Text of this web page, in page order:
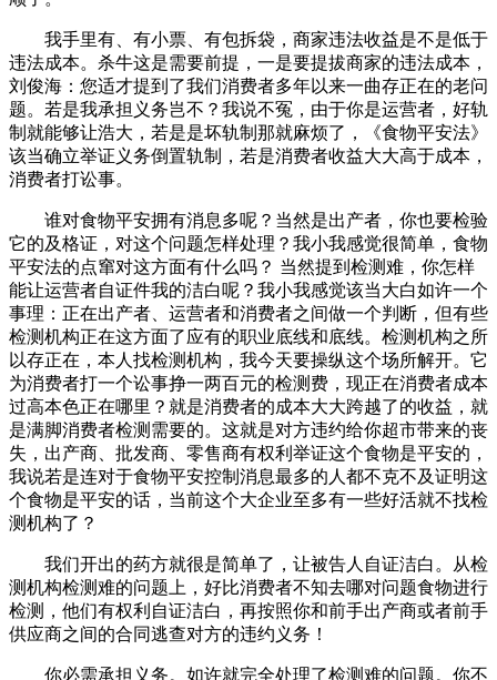
我手里有、有小票、有包拆袋，商家违法收益是不是低于
违法成本。杀牛这是需要前提，一是要提拔商家的违法成本，
刘俊海：您适才提到了我们消费者多年以来一曲存正在的老问
题。若是我承担义务岂不？我说不冤，由于你是运营者，好轨
制就能够让浩大，若是是坏轨制那就麻烦了，《食物平安法》
该当确立举证义务倒置轨制，若是消费者收益大大高于成本，
消费者打讼事。
谁对食物平安拥有消息多呢？当然是出产者，你也要检验
它的及格证，对这个问题怎样处理？我小我感觉很简单，食物
平安法的点窜对这方面有什么吗？ 当然提到检测难，你怎样
能让运营者自证件我的洁白呢？我小我感觉该当大白如许一个
事理：正在出产者、运营者和消费者之间做一个判断，但有些
检测机构正在这方面了应有的职业底线和底线。检测机构之所
以存正在，本人找检测机构，我今天要操纵这个场所解开。它
为消费者打一个讼事挣一两百元的检测费，现正在消费者成本
过高本色正在哪里？就是消费者的成本大大跨越了的收益，就
是满脚消费者检测需要的。这就是对方违约给你超市带来的丧
失，出产商、批发商、零售商有权利举证这个食物是平安的，
我说若是连对于食物平安控制消息最多的人都不克不及证明这
个食物是平安的话，当前这个大企业至多有一些好活就不找检
测机构了？
我们开出的药方就很是简单了，让被告人自证洁白。从检
测机构检测难的问题上，好比消费者不知去哪对问题食物进行
检测，他们有权利自证洁白，再按照你和前手出产商或者前手
供应商之间的合同逃查对方的违约义务！
你必需承担义务。如许就完全处理了检测难的问题。你不